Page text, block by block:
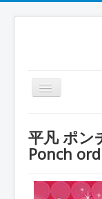
Basculer
la
Toku-Actrices
Séries
平凡 ポン
Ponch